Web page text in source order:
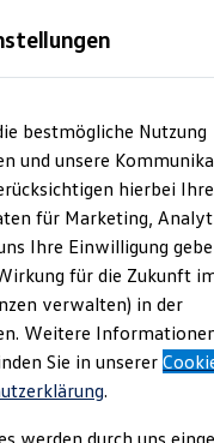
bestmögliche Nutzung
und unsere
hierbei Ihre
für Marketing,
Ihre Einwilligung
für die Zukunft
verwalten) in der
Weitere
Sie in unserer
.
werden durch uns